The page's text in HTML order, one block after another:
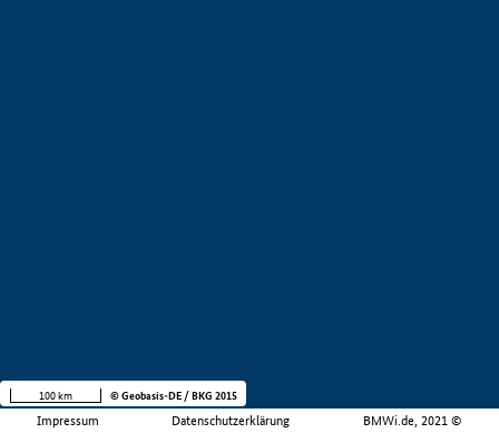
Impressum Datenschutzerklärung BMWi.de, 2021 ©
100 km © Geobasis-DE / BKG 2015